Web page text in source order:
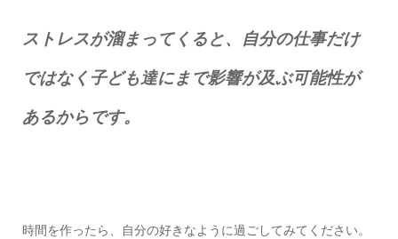
ストレスが溜まってくると、自分の仕事だけ
ではなく子ども達にまで影響が及ぶ可能性が
あるからです。
時間を作ったら、自分の好きなように過ごしてみてください。